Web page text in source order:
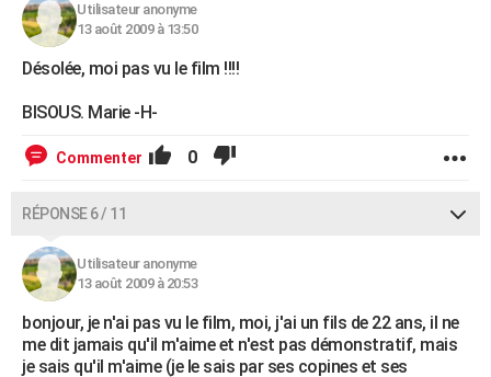
Utilisateur anonyme
13 août 2009 à 13:50
Désolée, moi pas vu le film !!!!
BISOUS. Marie -H-
Commenter 0
RÉPONSE 6 / 11
Utilisateur anonyme
13 août 2009 à 20:53
bonjour, je n'ai pas vu le film, moi, j'ai un fils de 22 ans, il ne
me dit jamais qu'il m'aime et n'est pas démonstratif, mais
je sais qu'il m'aime (je le sais par ses copines et ses